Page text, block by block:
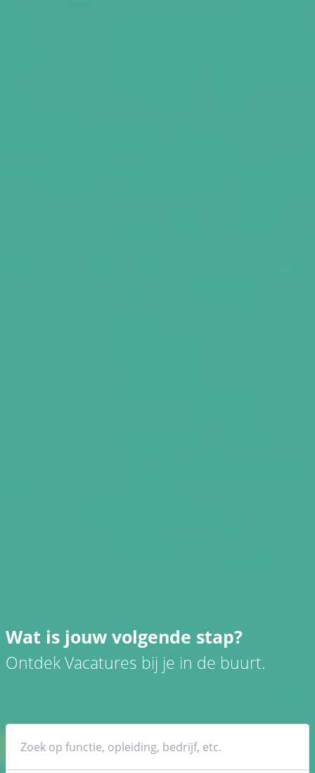
Wat is jouw volgende stap?
Ontdek Vacatures bij je in de buurt.